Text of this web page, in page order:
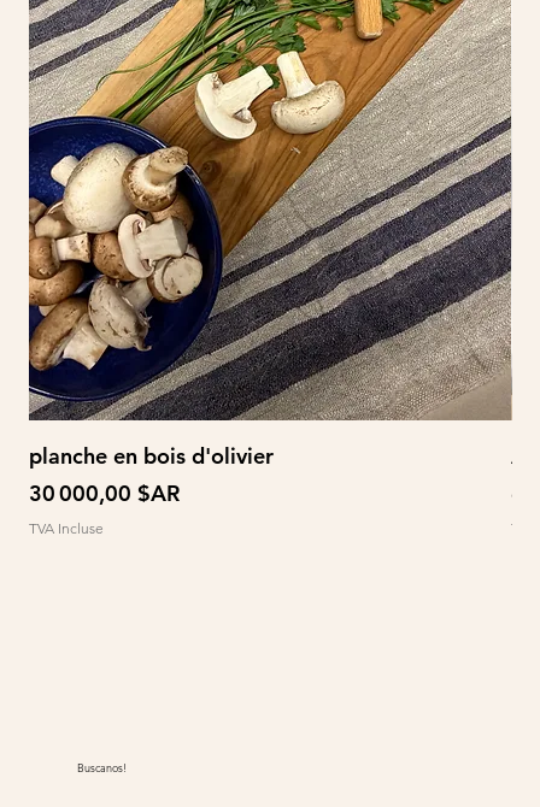
planche en bois d'olivier
Prix
30 000,00 $AR
TVA Incluse
À
Buscanos!